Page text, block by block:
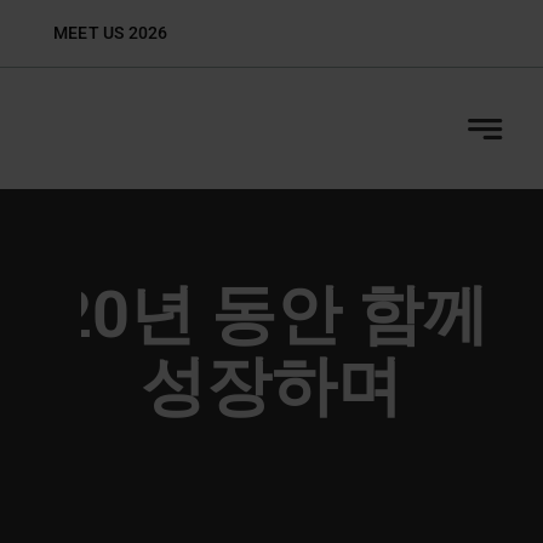
MEET US 2026
20년 동안 함께
성장하며